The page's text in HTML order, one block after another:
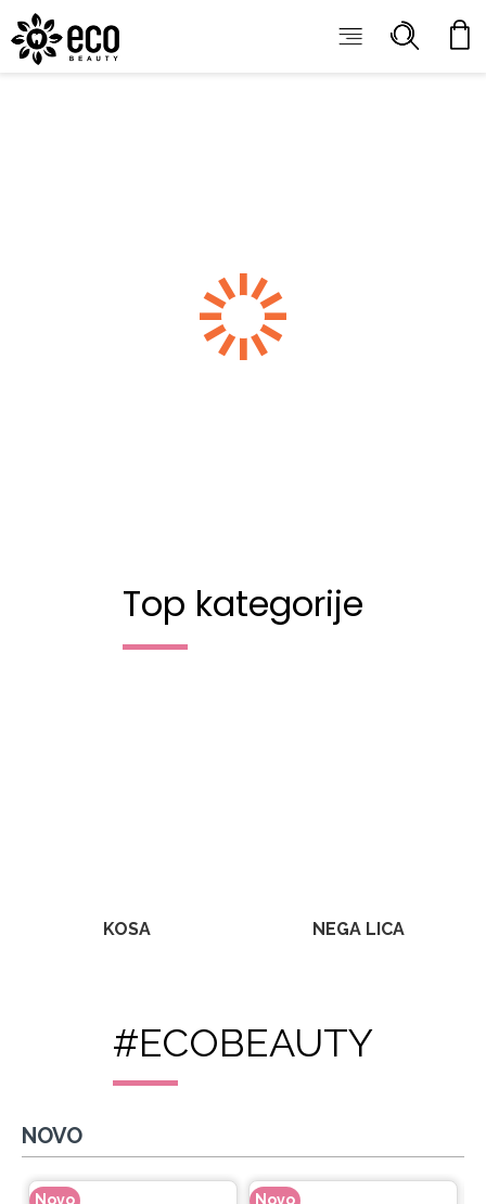
ECOBEAUTY
Top kategorije
KOSA NEGA LICA
#ECOBEAUTY
NOVO
Novo Novo